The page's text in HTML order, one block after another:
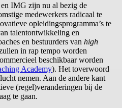
IMG zijn nu al bezig de
medewerkers radicaal te
opleidingsprogramma’s te
talentontwikkeling en
en bestuurders van high
in rap tempo worden
beschikbaar worden
Academy). Het toverwoord
nemen. Aan de andere kant
(regel)veranderingen bij de
te gaan.